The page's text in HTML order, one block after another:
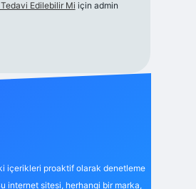
Edilebilir Mi için admin
içerikleri proaktif olarak denetleme
internet sitesi, herhangi bir marka,